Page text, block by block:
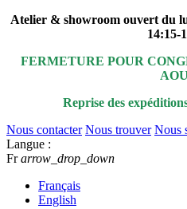
Atelier & showroom ouvert du
14:15-
FERMETURE POUR
Reprise des
Nous contacter Nous trouver Nous
Langue :
Fr arrow_drop_down
Français
English